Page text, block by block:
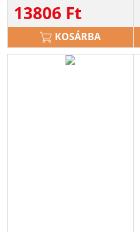
13806 Ft
KOSÁRBA